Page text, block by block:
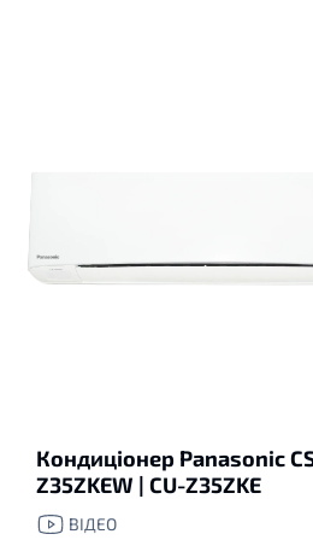
Кондиціонер Panasonic
Z35ZKEW | CU-Z35ZKE
ВІДЕО